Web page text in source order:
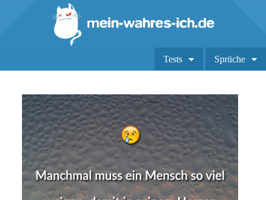
Tests Sprüche